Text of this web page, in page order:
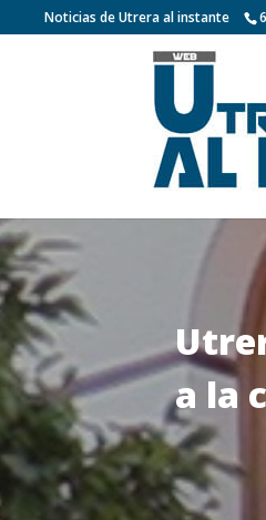
Noticias de Utrera al instante
a la